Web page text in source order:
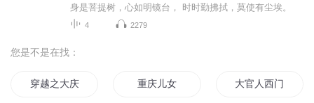
身是菩提树，心如明镜台， 时时勤拂拭，莫使有尘埃。
4 2279
您是不是在找：
穿越之大庆帝国 重庆儿女 大官人西门庆